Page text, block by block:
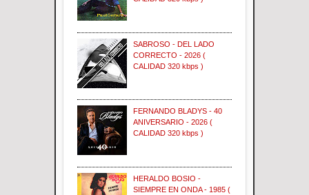
SABROSO - DEL LADO
CORRECTO - 2026 (
CALIDAD 320 kbps )
FERNANDO BLADYS - 40
ANIVERSARIO - 2026 (
CALIDAD 320 kbps )
HERALDO BOSIO -
SIEMPRE EN ONDA - 1985 (